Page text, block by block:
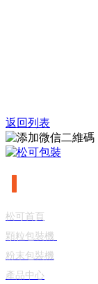
返回列表
松可首頁
顆粒包裝機
粉末包裝機
產品中心